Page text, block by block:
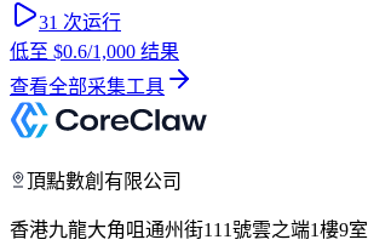
31 次运行
低至 $0.6/1,000 结果
查看全部采集工具
頂點數創有限公司
香港九龍大角咀通州街111號雲之端1樓9室